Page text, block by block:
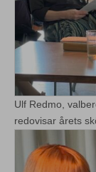
Ulf Redmo,
redovisar årets